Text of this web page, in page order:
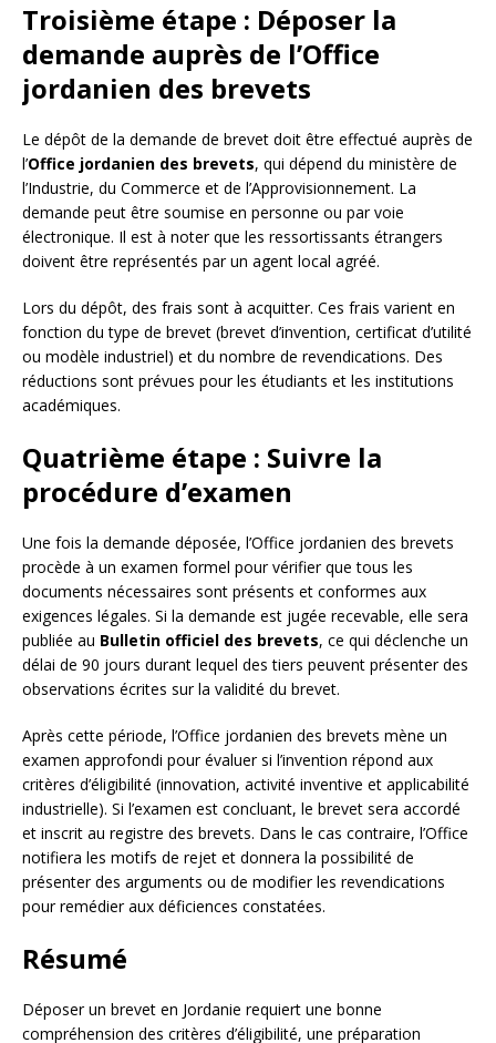
Troisième étape : Déposer la
demande auprès de l’Office
jordanien des brevets
Le dépôt de la demande de brevet doit être effectué auprès de
l’Office jordanien des brevets, qui dépend du ministère de
l’Industrie, du Commerce et de l’Approvisionnement. La
demande peut être soumise en personne ou par voie
électronique. Il est à noter que les ressortissants étrangers
doivent être représentés par un agent local agréé.
Lors du dépôt, des frais sont à acquitter. Ces frais varient en
fonction du type de brevet (brevet d’invention, certificat d’utilité
ou modèle industriel) et du nombre de revendications. Des
réductions sont prévues pour les étudiants et les institutions
académiques.
Quatrième étape : Suivre la
procédure d’examen
Une fois la demande déposée, l’Office jordanien des brevets
procède à un examen formel pour vérifier que tous les
documents nécessaires sont présents et conformes aux
exigences légales. Si la demande est jugée recevable, elle sera
publiée au Bulletin officiel des brevets, ce qui déclenche un
délai de 90 jours durant lequel des tiers peuvent présenter des
observations écrites sur la validité du brevet.
Après cette période, l’Office jordanien des brevets mène un
examen approfondi pour évaluer si l’invention répond aux
critères d’éligibilité (innovation, activité inventive et applicabilité
industrielle). Si l’examen est concluant, le brevet sera accordé
et inscrit au registre des brevets. Dans le cas contraire, l’Office
notifiera les motifs de rejet et donnera la possibilité de
présenter des arguments ou de modifier les revendications
pour remédier aux déficiences constatées.
Résumé
Déposer un brevet en Jordanie requiert une bonne
compréhension des critères d’éligibilité, une préparation